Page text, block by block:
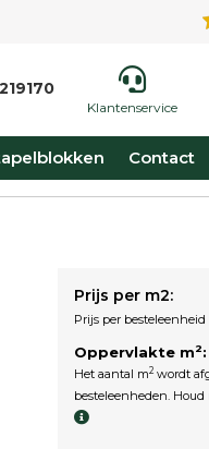
Klantenservice
Contact
Prijs per m2:
Prijs per besteleenheid
Oppervlakte m2:
Het aantal m2 wordt
besteleenheden.